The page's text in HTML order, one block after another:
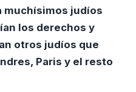
muchísimos judíos
los derechos y
otros judíos que
Paris y el resto